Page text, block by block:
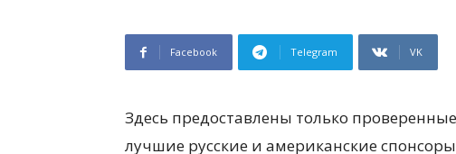
Facebook Telegram VK
Здесь предоставлены только
лучшие русские и американские